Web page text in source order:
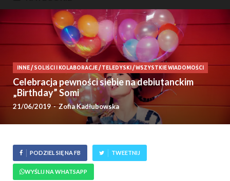
INNE/SOLIŚCI I KOLABORACJE/TELEDYSKI /WSZYSTKIE WIADOMOŚCI
Celebracja pewności siebie na debiutanckim
„Birthday” Somi
21/06/2019-Zofia Kadłubowska
PODZIEL SIĘ NA FB TWEETNIJ
WYŚLIJ NA WHATSAPP